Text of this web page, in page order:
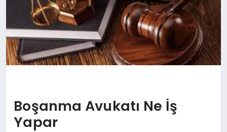
TEKNOLOJİ
MAGAZİN
SAĞLIK
Boşanma Avukatı Ne İş
Yapar